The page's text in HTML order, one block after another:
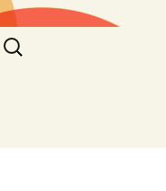
搜
尋